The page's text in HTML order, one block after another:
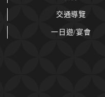
交通導覽
一日遊/宴會